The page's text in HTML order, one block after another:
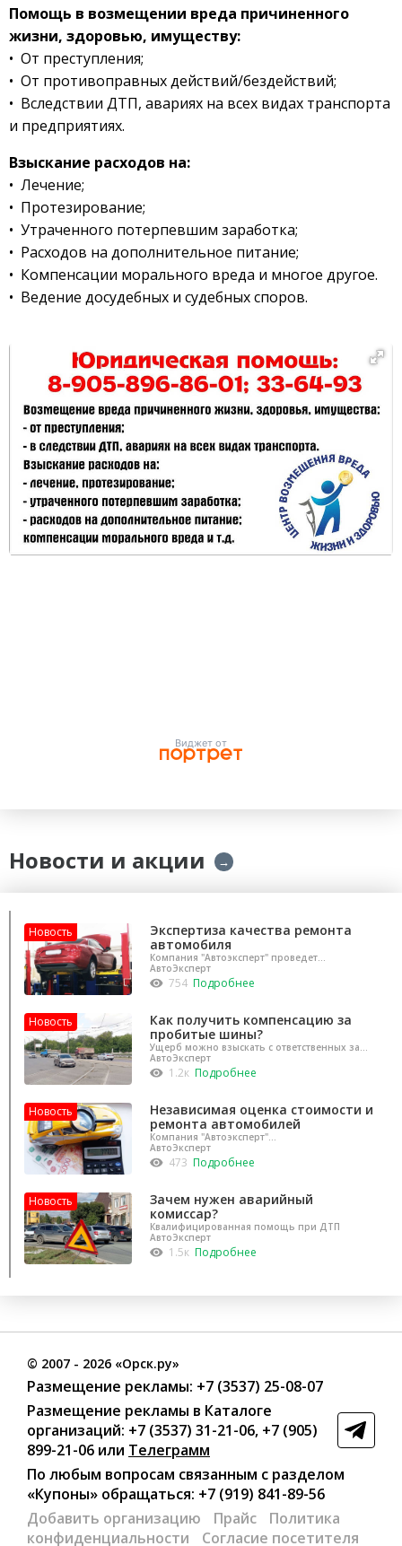
Помощь в возмещении вреда причиненного
жизни, здоровью, имуществу:
• От преступления;
• От противоправных действий/бездействий;
• Вследствии ДТП, авариях на всех видах транспорта
и предприятиях.
Взыскание расходов на:
• Лечение;
• Протезирование;
• Утраченного потерпевшим заработка;
• Расходов на дополнительное питание;
• Компенсации морального вреда и многое другое.
• Ведение досудебных и судебных споров.
Виджет от
Новости и акции →
Новость
Экспертиза качества ремонта
автомобиля
Компания "Автоэксперт" проведет
профессиональную независимую экспертизу ТС
АвтоЭксперт
754 Подробнее
Новость
Как получить компенсацию за
пробитые шины?
Ущерб можно взыскать с ответственных за
дорогу
АвтоЭксперт
1.2к Подробнее
Новость
Независимая оценка стоимости и
ремонта автомобилей
Компания "Автоэксперт"
проведет профессиональную экспертизу и
оценку
АвтоЭксперт
473 Подробнее
Новость
Зачем нужен аварийный
комиссар?
Квалифицированная помощь при ДТП
АвтоЭксперт
1.5к Подробнее
© 2007 - 2026 «Орск.ру»
Размещение рекламы: +7 (3537) 25-08-07
Размещение рекламы в Каталоге
организаций: +7 (3537) 31-21-06, +7 (905)
899-21-06 или Телеграмм
По любым вопросам связанным с разделом
«Купоны» обращаться: +7 (919) 841-89-56
Добавить организацию
Прайс
Политика
конфиденциальности
Согласие посетителя